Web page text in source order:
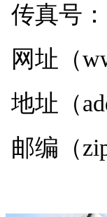
传真号
网址（
地址（
邮编（